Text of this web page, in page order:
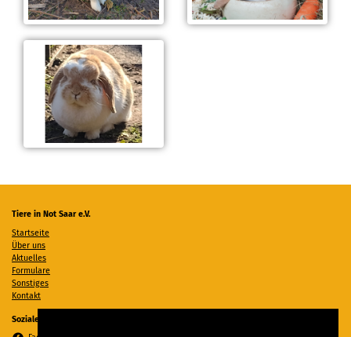
Tiere in Not Saar e.V.
Startseite
Über uns
Aktuelles
Formulare
Sonstiges
Kontakt
Soziale Medien